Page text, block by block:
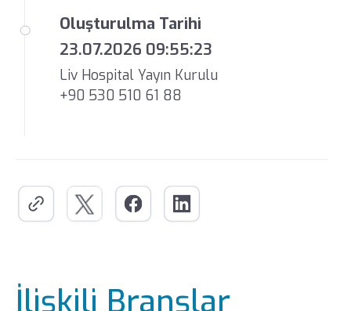
Oluşturulma Tarihi
23.07.2026 09:55:23
Liv Hospital Yayın Kurulu
+90 530 510 61 88
İlişkili Branşlar